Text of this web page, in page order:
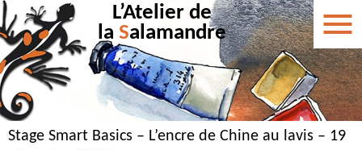
L’Atelier de
la Salamandre
Stage Smart Basics – L’encre de Chine au lavis – 19